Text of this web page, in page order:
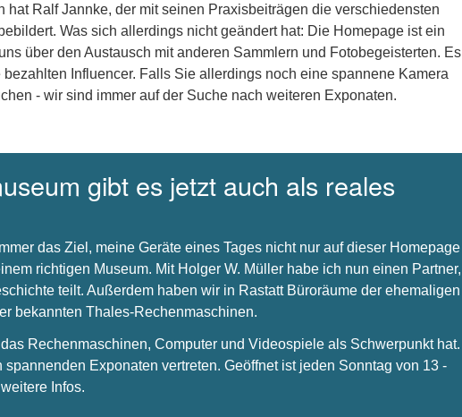
hat Ralf Jannke, der mit seinen Praxisbeiträgen die verschiedensten
Was sich allerdings nicht geändert hat: Die Homepage ist ein
über den Austausch mit anderen Sammlern und Fotobegeisterten. Es
Influencer. Falls Sie allerdings noch eine spannene Kamera
- wir sind immer auf der Suche nach weiteren Exponaten.
gibt es jetzt auch als reales
das Ziel, meine Geräte eines Tages nicht nur auf dieser Homepage
richtigen Museum. Mit Holger W. Müller habe ich nun einen Partner,
teilt. Außerdem haben wir in Rastatt Büroräume der ehemaligen
bekannten Thales-Rechenmaschinen.
Rechenmaschinen, Computer und Videospiele als Schwerpunkt hat.
Exponaten vertreten. Geöffnet ist jeden Sonntag von 13 -
Infos.